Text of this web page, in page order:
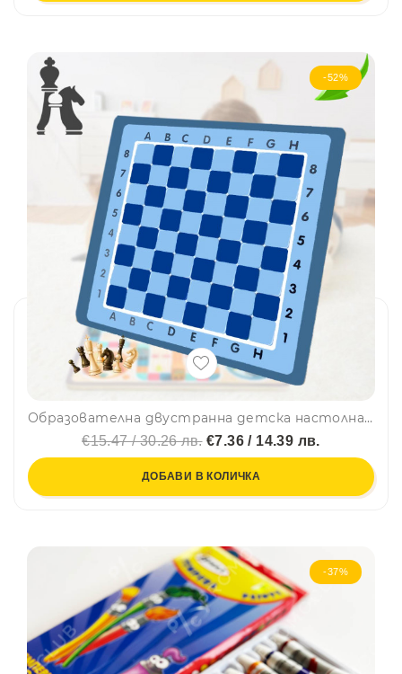
-52%
Образователна двустранна детска настолна игра "ШАХ" CQ08, BF23
€15.47 / 30.26 лв.€7.36 / 14.39 лв.
ДОБАВИ В КОЛИЧКА
-37%